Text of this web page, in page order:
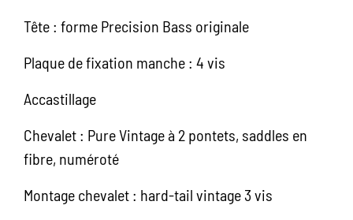
Tête : forme Precision Bass originale
Plaque de fixation manche : 4 vis
Accastillage
Chevalet : Pure Vintage à 2 pontets, saddles en
fibre, numéroté
Montage chevalet : hard-tail vintage 3 vis